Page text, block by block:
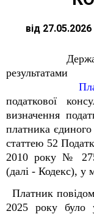
від
Державна
податкової
визначення
платника
статтею 52
2010 року №
(далі - Кодекс), у
Платник
2025 року було